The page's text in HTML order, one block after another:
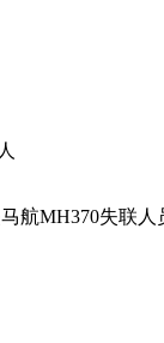
航MH370失联